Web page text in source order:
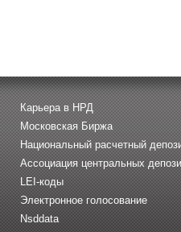
Карьера в НРД
Московская Биржа
Национальный расчетный
Ассоциация центральных
LEI-коды
Электронное голосование
Nsddata